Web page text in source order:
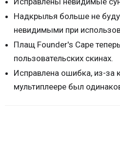
Надкрылья больше не
невидимыми при
Плащ Founder's Cape
пользовательских скинах.
Исправлена ошибка, из-за
мультиплеере был